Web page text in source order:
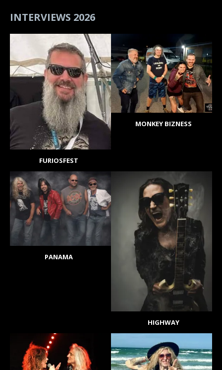
INTERVIEWS 2026
FURIOSFEST
MONKEY BIZNESS
PANAMA
HIGHWAY